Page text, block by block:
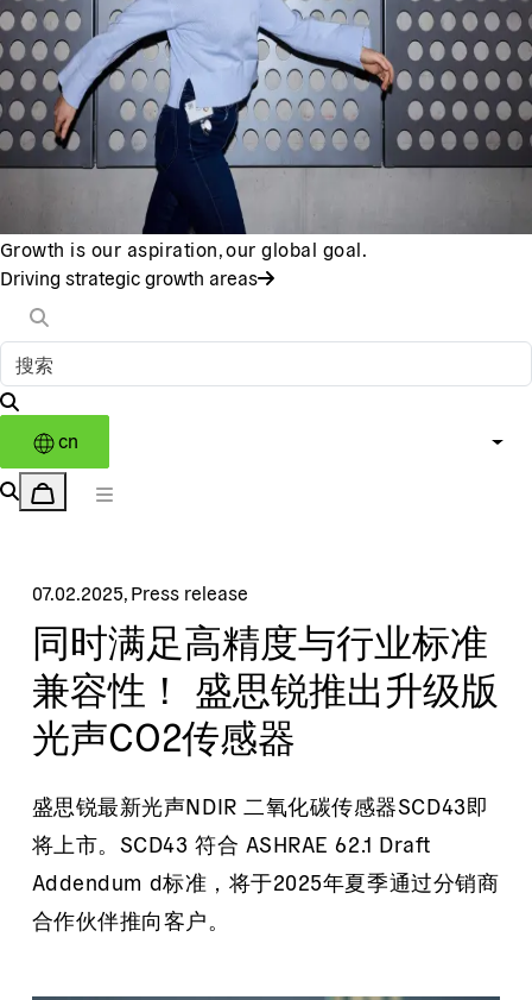
Growth is our aspiration, our global goal.
Driving strategic growth areas
cn
07.02.2025, Press release
同时满足高精度与行业标准
兼容性！ 盛思锐推出升级版
光声CO2传感器
盛思锐最新光声NDIR 二氧化碳传感器SCD43即
将上市。SCD43 符合 ASHRAE 62.1 Draft
Addendum d标准，将于2025年夏季通过分销商
合作伙伴推向客户。